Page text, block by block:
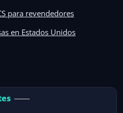
para revendedores
en Estados Unidos